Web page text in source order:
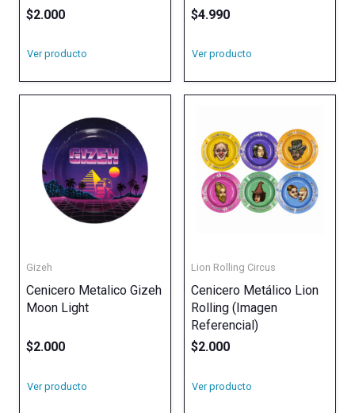
$2.000
Ver producto
$4.990
Ver producto
Gizeh
Cenicero Metalico Gizeh
Moon Light
$2.000
Ver producto
Lion Rolling Circus
Cenicero Metálico Lion
Rolling (Imagen
Referencial)
$2.000
Ver producto